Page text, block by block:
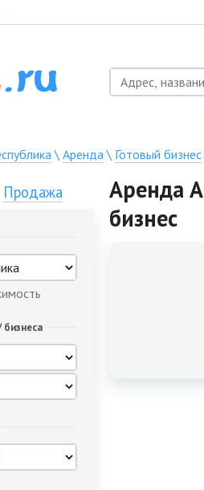
\ Аренда\ Готовый бизнес
Продажа
Аренда
бизнес